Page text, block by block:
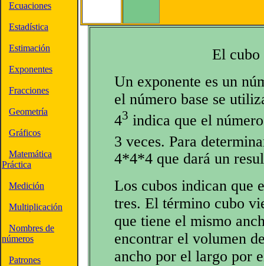
Ecuaciones
Estadística
Estimación
Exponentes
Fracciones
Geometría
Gráficos
Matemática
Práctica
Medición
Multiplicación
Nombres de
números
Patrones
El cubo
Un exponente es un
el número base se
43 indica que el
3 veces. Para
4*4*4 que dará un
Los cubos indican que
tres. El término cubo
que tiene el mismo
encontrar el volumen
ancho por el largo por